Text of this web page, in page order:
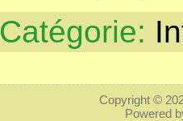
Catégorie:
Copyright ©
Powered